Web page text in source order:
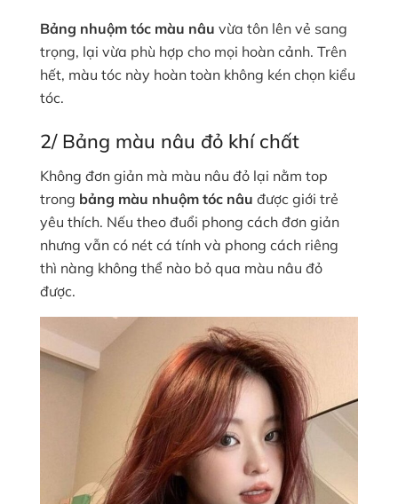
Bảng nhuộm tóc màu nâu vừa tôn lên vẻ sang
trọng, lại vừa phù hợp cho mọi hoàn cảnh. Trên
hết, màu tóc này hoàn toàn không kén chọn kiểu
tóc.
2/ Bảng màu nâu đỏ khí chất
Không đơn giản mà màu nâu đỏ lại nằm top
trong bảng màu nhuộm tóc nâu được giới trẻ
yêu thích. Nếu theo đuổi phong cách đơn giản
nhưng vẫn có nét cá tính và phong cách riêng
thì nàng không thể nào bỏ qua màu nâu đỏ
được.